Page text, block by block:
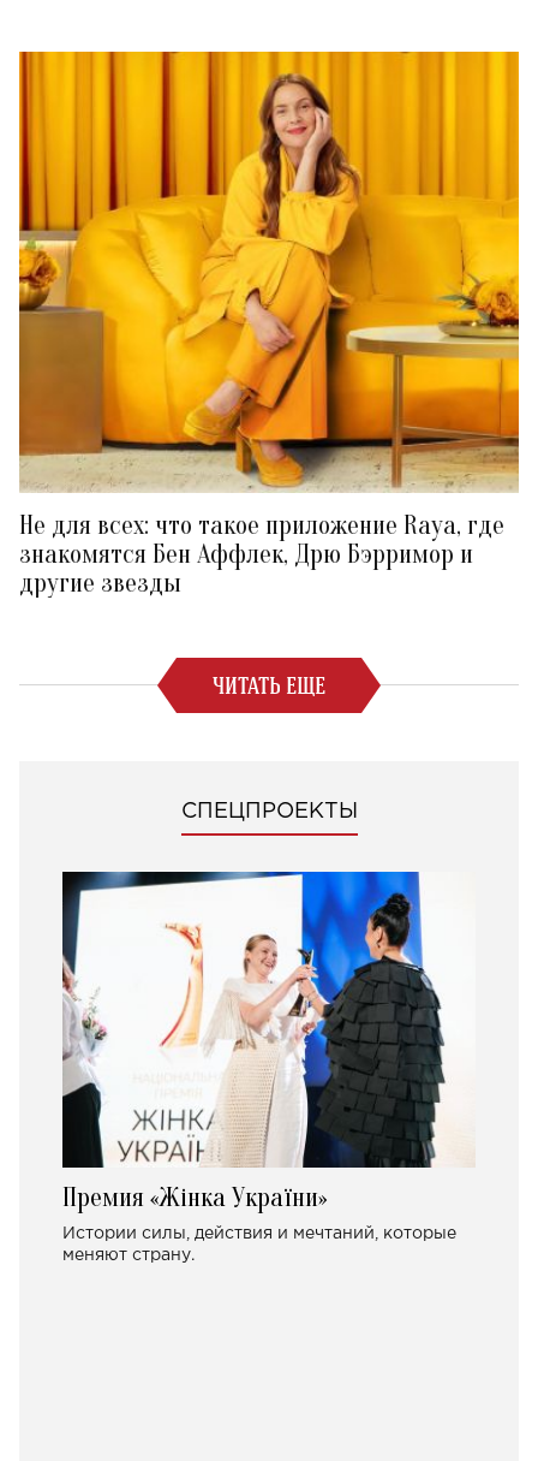
Не для всех: что такое приложение Raya, где
знакомятся Бен Аффлек, Дрю Бэрримор и
другие звезды
ЧИТАТЬ ЕЩЕ
СПЕЦПРОЕКТЫ
Премия «Жінка України»
Истории силы, действия и мечтаний, которые
меняют страну.